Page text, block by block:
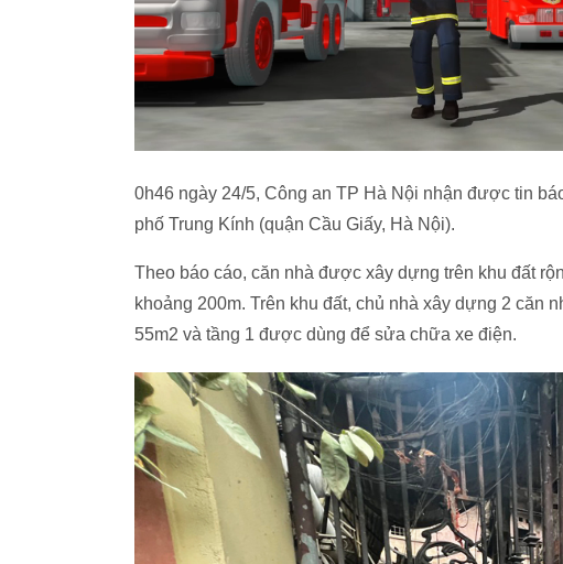
0h46 ngày 24/5, Công an TP Hà Nội nhận được tin
phố Trung Kính (quận Cầu Giấy, Hà Nội).
Theo báo cáo, căn nhà được xây dựng trên khu đất
khoảng 200m. Trên khu đất, chủ nhà xây dựng 2 căn
55m2 và tầng 1 được dùng để sửa chữa xe điện.